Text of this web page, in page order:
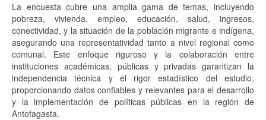
La encuesta cubre una amplia gama de temas, incluyendo
pobreza, vivienda, empleo, educación, salud, ingresos,
conectividad, y la situación de la población migrante e indígena,
asegurando una representatividad tanto a nivel regional como
comunal. Este enfoque riguroso y la colaboración entre
instituciones académicas, públicas y privadas garantizan la
independencia técnica y el rigor estadístico del estudio,
proporcionando datos confiables y relevantes para el desarrollo
y la implementación de políticas públicas en la región de
Antofagasta.